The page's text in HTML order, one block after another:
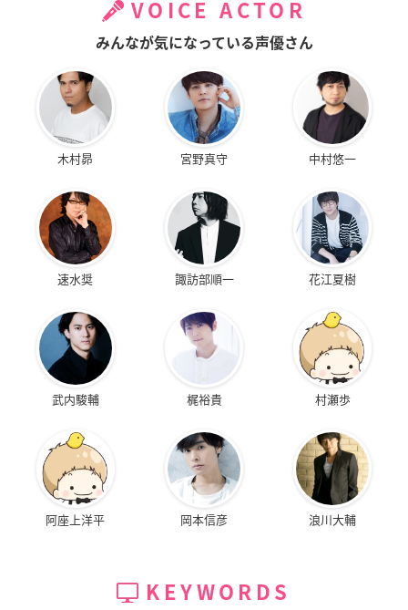
VOICE ACTOR
みんなが気になっている声優さん
木村昴 宮野真守 中村悠一
速水奨 諏訪部順一 花江夏樹
武内駿輔 梶裕貴 村瀬歩
阿座上洋平 岡本信彦 浪川大輔
KEYWORDS